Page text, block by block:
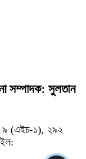
সম্পাদক: সুলতান
৯ (এইচ-১), ২৯২